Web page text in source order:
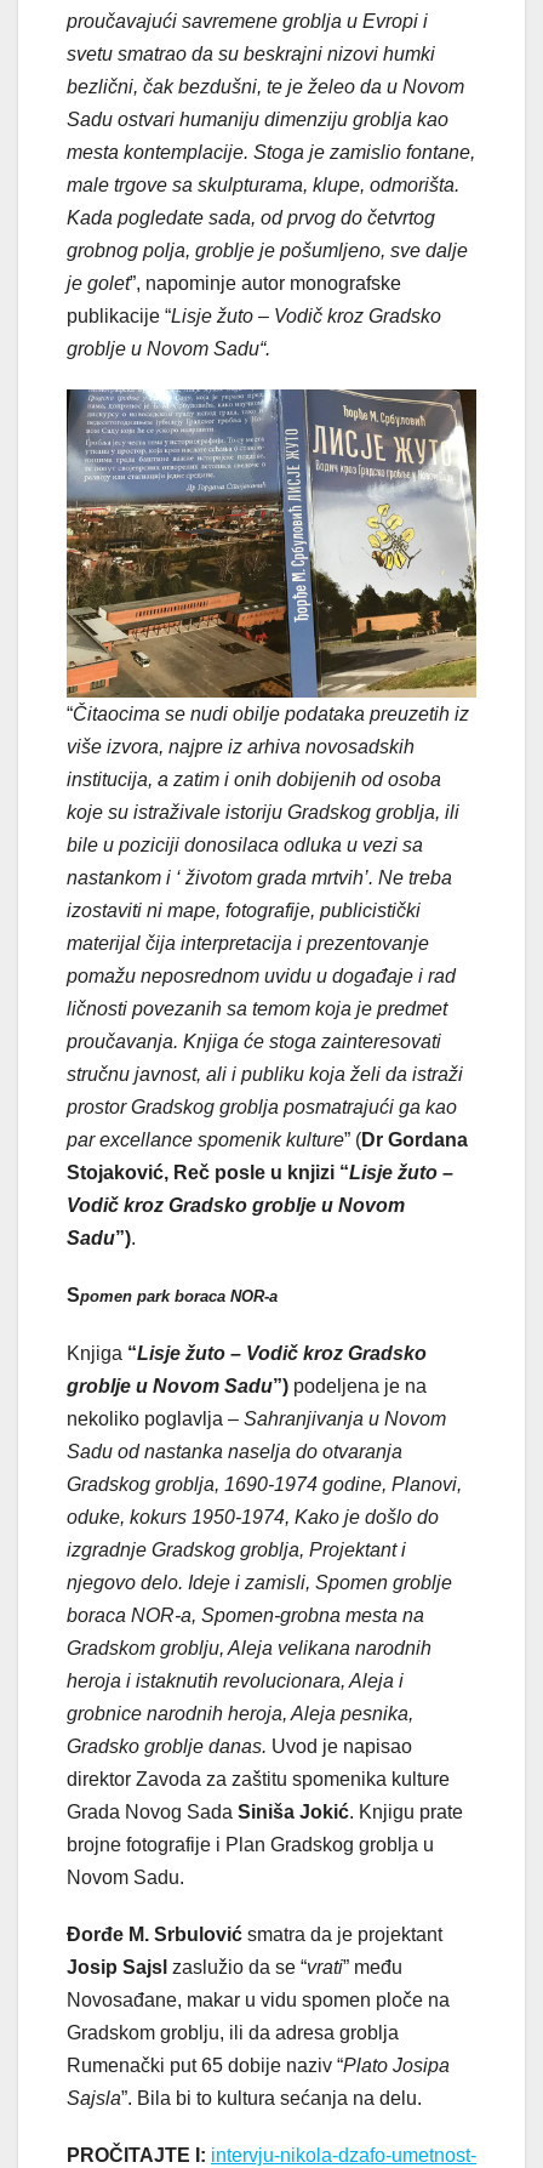
proučavajući savremene groblja u Evropi i
svetu smatrao da su beskrajni nizovi humki
bezlični, čak bezdušni, te je želeo da u Novom
Sadu ostvari humaniju dimenziju groblja kao
mesta kontemplacije. Stoga je zamislio fontane,
male trgove sa skulpturama, klupe, odmorišta.
Kada pogledate sada, od prvog do četvrtog
grobnog polja, groblje je pošumljeno, sve dalje
je golet”, napominje autor monografske
publikacije “Lisje žuto – Vodič kroz Gradsko
groblje u Novom Sadu“.
“Čitaocima se nudi obilje podataka preuzetih iz
više izvora, najpre iz arhiva novosadskih
institucija, a zatim i onih dobijenih od osoba
koje su istraživale istoriju Gradskog groblja, ili
bile u poziciji donosilaca odluka u vezi sa
nastankom i ‘ životom grada mrtvih’. Ne treba
izostaviti ni mape, fotografije, publicistički
materijal čija interpretacija i prezentovanje
pomažu neposrednom uvidu u događaje i rad
ličnosti povezanih sa temom koja je predmet
proučavanja. Knjiga će stoga zainteresovati
stručnu javnost, ali i publiku koja želi da istraži
prostor Gradskog groblja posmatrajući ga kao
par excellance spomenik kulture” (Dr Gordana
Stojaković, Reč posle u knjizi “Lisje žuto –
Vodič kroz Gradsko groblje u Novom
Sadu”).
Spomen park boraca NOR-a
Knjiga “Lisje žuto – Vodič kroz Gradsko
groblje u Novom Sadu”) podeljena je na
nekoliko poglavlja – Sahranjivanja u Novom
Sadu od nastanka naselja do otvaranja
Gradskog groblja, 1690-1974 godine, Planovi,
oduke, kokurs 1950-1974, Kako je došlo do
izgradnje Gradskog groblja, Projektant i
njegovo delo. Ideje i zamisli, Spomen groblje
boraca NOR-a, Spomen-grobna mesta na
Gradskom groblju, Aleja velikana narodnih
heroja i istaknutih revolucionara, Aleja i
grobnice narodnih heroja, Aleja pesnika,
Gradsko groblje danas. Uvod je napisao
direktor Zavoda za zaštitu spomenika kulture
Grada Novog Sada Siniša Jokić. Knjigu prate
brojne fotografije i Plan Gradskog groblja u
Novom Sadu.
Đorđe M. Srbulović smatra da je projektant
Josip Sajsl zaslužio da se “vrati” među
Novosađane, makar u vidu spomen ploče na
Gradskom groblju, ili da adresa groblja
Rumenački put 65 dobije naziv “Plato Josipa
Sajsla”. Bila bi to kultura sećanja na delu.
PROČITAJTE I: intervju-nikola-dzafo-umetnost-